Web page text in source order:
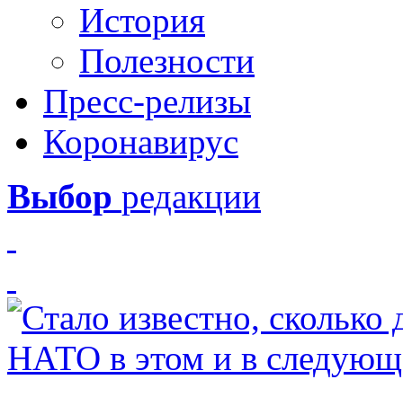
История
Полезности
Пресс-релизы
Коронавирус
Выбор редакции